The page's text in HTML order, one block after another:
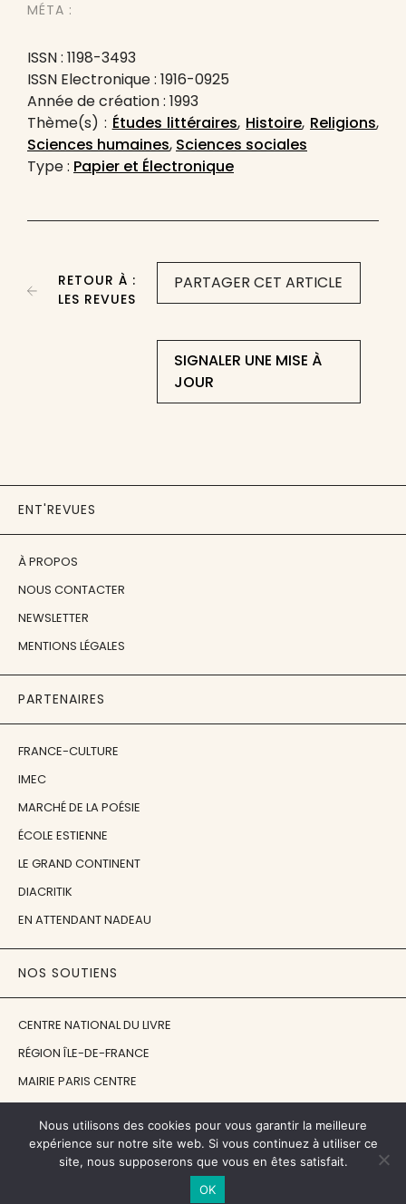
MÉTA :
ISSN : 1198-3493
ISSN Electronique : 1916-0925
Année de création : 1993
Thème(s) : Études littéraires, Histoire, Religions,
Sciences humaines, Sciences sociales
Type : Papier et Électronique
PARTAGER CET ARTICLE
SIGNALER UNE MISE À
JOUR
RETOUR À :
LES REVUES
ENT'REVUES
À PROPOS
NOUS CONTACTER
NEWSLETTER
MENTIONS LÉGALES
PARTENAIRES
FRANCE-CULTURE
IMEC
MARCHÉ DE LA POÉSIE
ÉCOLE ESTIENNE
LE GRAND CONTINENT
DIACRITIK
EN ATTENDANT NADEAU
NOS SOUTIENS
CENTRE NATIONAL DU LIVRE
RÉGION ÎLE-DE-FRANCE
MAIRIE PARIS CENTRE
FONDATION JAN MICHALSKI
© 1998 - 2026, ENT'REVUES
Nous utilisons des cookies pour vous garantir la meilleure
expérience sur notre site web. Si vous continuez à utiliser ce
site, nous supposerons que vous en êtes satisfait.
OK